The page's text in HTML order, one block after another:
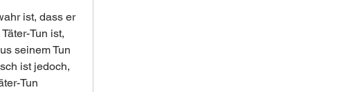
ist, dass er
Tun ist,
seinem Tun
ist jedoch,
Tun